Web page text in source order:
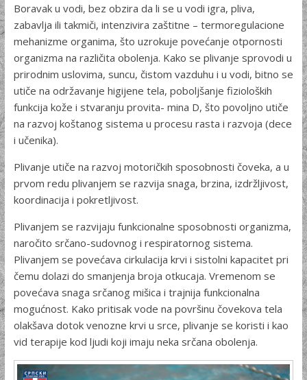
Boravak u vodi, bez obzira da li se u vodi igra, pliva,
zabavlja ili takmiči, intenzivira zaštitne – termoregulacione
mehanizme organima, što uzrokuje povećanje otpornosti
organizma na različita obolenja. Kako se plivanje sprovodi u
prirodnim uslovima, suncu, čistom vazduhu i u vodi, bitno se
utiče na održavanje higijene tela, poboljšanje fizioloških
funkcija kože i stvaranju provita- mina D, što povoljno utiče
na razvoj koštanog sistema u procesu rasta i razvoja (dece
i učenika).
Plivanje utiče na razvoj motoričkih sposobnosti čoveka, a u
prvom redu plivanjem se razvija snaga, brzina, izdržljivost,
koordi­nacija i pokretljivost.
Plivanjem se razvijaju funkcionalne sposobnosti organizma,
naročito srčano-sudovnog i respiratornog sistema.
Plivanjem se povećava cirkulacija krvi i sistolni kapacitet pri
čemu dolazi do smanjenja broja otkucaja. Vremenom se
povećava snaga srčanog mišica i trajnija funkcionalna
mogućnost. Kako pritisak vode na površinu čovekova tela
olakšava dotok venozne krvi u srce, plivanje se koristi i kao
vid terapije kod ljudi koji imaju neka srčana obolenja.